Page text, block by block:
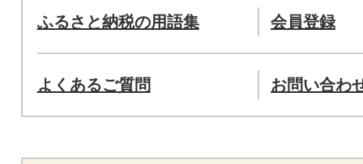
ふるさと納税の用語集 会員登録
よくあるご質問 お問い合わ